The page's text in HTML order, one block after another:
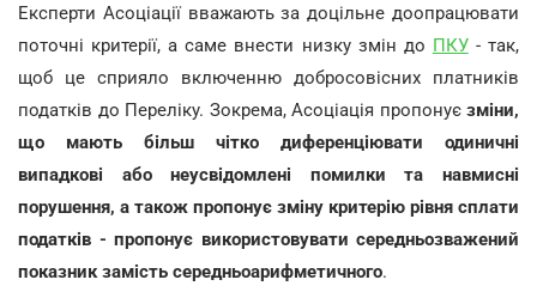
Експерти Асоціації вважають за доцільне доопрацювати
поточні критерії, а саме внести низку змін до ПКУ- так,
щоб це сприяло включенню добросовісних платників
податків до Переліку. Зокрема, Асоціація пропонує зміни,
що мають більш чітко диференціювати одиничні
випадкові або неусвідомлені помилки та навмисні
порушення, а також пропонує зміну критерію рівня сплати
податків - пропонує використовувати середньозважений
показник замість середньоарифметичного.